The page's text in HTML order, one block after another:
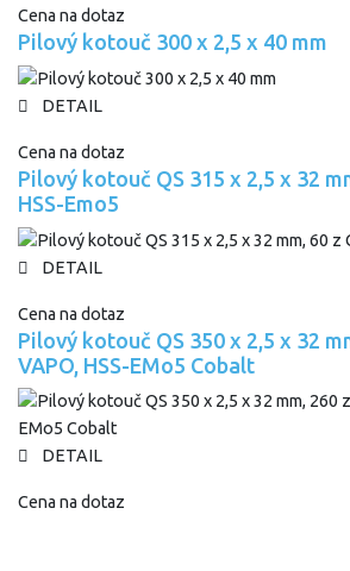
Cena na dotaz
Pilový kotouč 300 x 2,5 x 40 mm
DETAIL
Cena na dotaz
Pilový kotouč QS 315 x 2,5 x 32
HSS-Emo5
DETAIL
Cena na dotaz
Pilový kotouč QS 350 x 2,5 x 32
VAPO, HSS-EMo5 Cobalt
DETAIL
Cena na dotaz